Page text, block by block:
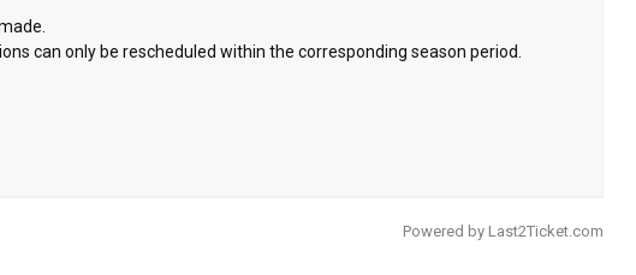
can only be rescheduled within the corresponding season period.
Powered by Last2Ticket.com